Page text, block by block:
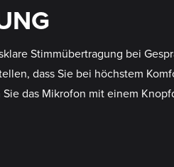
Stimmübertragung bei
dass Sie bei höchstem
das Mikrofon mit einem